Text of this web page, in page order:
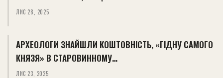
ЛИС 28, 2025
АРХЕОЛОГИ ЗНАЙШЛИ КОШТОВНІСТЬ, «ГІДНУ САМОГО
КНЯЗЯ» В СТАРОВИННОМУ…
ЛИС 23, 2025